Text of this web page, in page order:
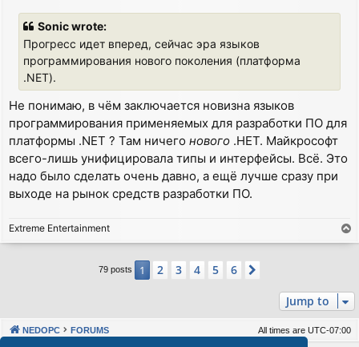
Sonic wrote:
Прогресс идет вперед, сейчас эра языков
программирования нового поколения (платформа
.NET).
Не понимаю, в чём заключается новизна языков
программирования применяемых для разработки ПО для
платформы .NET ? Там ничего нового .НЕТ. Майкрософт
всего-лишь унифицировала типы и интерфейсы. Всё. Это
надо было сделать очень давно, а ещё лучше сразу при
выходе на рынок средств разработки ПО.
Extreme Entertainment
o
79 posts 1 2 3 4 5 6
Jump to
NEDOPC FORUMS All times are UTC-07:00